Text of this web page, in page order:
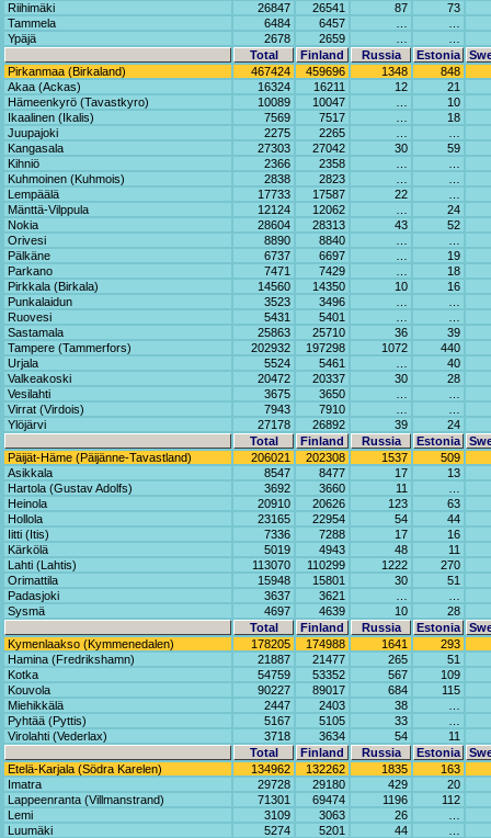
Riihimäki
26847 26541 87
73
Tammela
6484 6457
Ypäjä
2678 2659
Total
Finland Russia Estonia
Pirkanmaa (Birkaland)
467424 459696 1348
848
Akaa (Ackas)
16324 16211 12
21
Hämeenkyrö (Tavastkyro)
10089 10047
10
Ikaalinen (Ikalis)
7569 7517
18
Juupajoki
2275 2265
Kangasala
27303 27042 30
59
Kihniö
2366 2358
Kuhmoinen (Kuhmois)
2838 2823
Lempäälä
17733 17587 22
Mänttä-Vilppula
12124 12062
24
Nokia
28604 28313 43
52
Orivesi
8890 8840
Pälkäne
6737 6697
19
Parkano
7471 7429
18
Pirkkala (Birkala)
14560 14350 10
16
Punkalaidun
3523 3496
Ruovesi
5431 5401
Sastamala
25863 25710 36
39
Tampere (Tammerfors)
202932 197298 1072
440
Urjala
5524 5461
40
Valkeakoski
20472 20337 30
28
Vesilahti
3675 3650
Virrat (Virdois)
7943 7910
Ylöjärvi
27178 26892 39
24
Total
Finland Russia Estonia
Päijät-Häme (Päijänne-Tavastland)
206021 202308 1537
509
Asikkala
8547 8477 17
13
Hartola (Gustav Adolfs)
3692 3660 11
Heinola
20910 20626 123
63
Hollola
23165 22954 54
44
Iitti (Itis)
7336 7288 17
16
Kärkölä
5019 4943 48
11
Lahti (Lahtis)
113070 110299 1222
270
Orimattila
15948 15801 30
51
Padasjoki
3637 3621
Sysmä
4697 4639 10
28
Total
Finland Russia Estonia
Kymenlaakso (Kymmenedalen)
178205 174988 1641
293
Hamina (Fredrikshamn)
21887 21477 265
51
Kotka
54759 53352 567
109
Kouvola
90227 89017 684
115
Miehikkälä
2447 2403 38
Pyhtää (Pyttis)
5167 5105 33
Virolahti (Vederlax)
3718 3634 54
11
Total
Finland Russia Estonia
Etelä-Karjala (Södra Karelen)
134962 132262 1835
163
Imatra
29728 29180 429
20
Lappeenranta (Villmanstrand)
71301 69474 1196
112
Lemi
3109 3063 26
Luumäki
5274 5201 44